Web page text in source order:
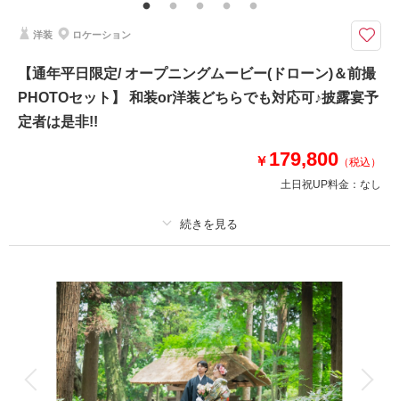
さいませ。どんなことでもお気軽にお問い合わせくださいませ♪ご利用いた
充実・安心・満足の人気プランです♪他社様のプラン内容と比較を
☆プランには下記含まれます☆
◎ドローンオープニングムービー撮影も承り中です◎
このプランで撮影可能な撮影レポート
撮影日：2026年1月15日
洋装 ロケーション
【通年平日限定/ オープニングムービー(ドローン)＆前撮
PHOTOセット】 和装or洋装どちらでも対応可♪披露宴予
定者は是非!!
￥ 179,800 （税込）
土日祝UP料金： なし
撮影料 新婦衣装1着 新郎衣装1着
着付け ヘアメイク 小物一式
アルバム データ 130 カット 台紙付写真
衣装追加 会食 挙式
家族と撮影 家族用衣装レンタル ペットと撮影